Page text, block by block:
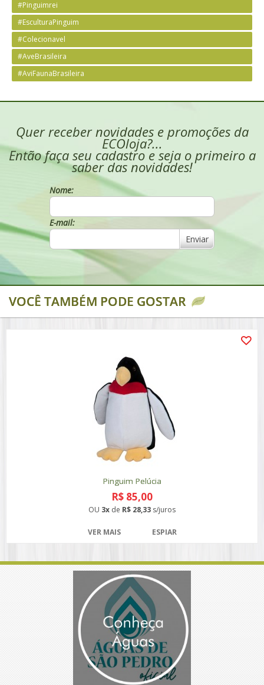
#Pinguimrei
#EsculturaPinguim
#Colecionavel
#AveBrasileira
#AviFaunaBrasileira
Quer receber novidades e promoções da
ECOloja?...
Então faça seu cadastro e seja o primeiro a
saber das novidades!
Nome:
E-mail:
Enviar
VOCÊ TAMBÉM PODE GOSTAR
Pinguim Pelúcia
R$ 85,00
OU 3x de R$ 28,33 s/juros
VER MAIS ESPIAR